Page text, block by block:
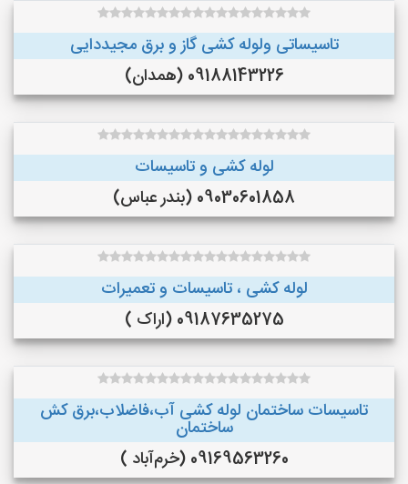
تاسیساتی ولوله کشی گاز و برق مجیددایی
09188143226 (همدان)
لوله کشی و تاسیسات
09030601858 (بندر عباس)
لوله کشی ، تاسیسات و تعمیرات
09187635275 (اراک )
تاسیسات ساختمان لوله کشی آب،فاضلاب،برق کش
ساختمان
09169563260 (خرم‌آباد )